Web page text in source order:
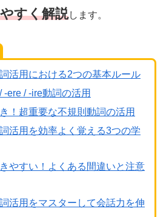
すく解説します。
活用における2つの基本ルール
-ere / -ire動詞の活用
！超重要な不規則動詞の活用
活用を効率よく覚える3つの学
やすい！よくある間違いと注意
活用をマスターして会話力を伸